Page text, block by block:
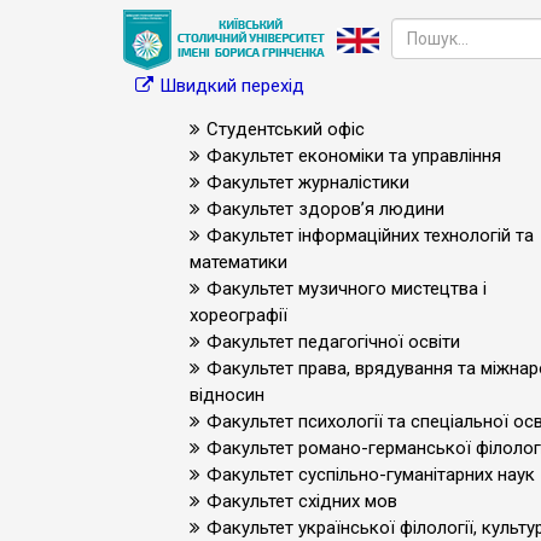
Швидкий перехід
Студентський офіс
Факультет економіки та управління
Факультет журналістики
Факультет здоров’я людини
Факультет інформаційних технологій та
математики
Факультет музичного мистецтва і
хореографії
Факультет педагогічної освіти
Факультет права, врядування та
відносин
Факультет психології та спеціальної
Факультет романо-германської
Факультет суспільно-гуманітарних наук
Факультет східних мов
Факультет української філології,